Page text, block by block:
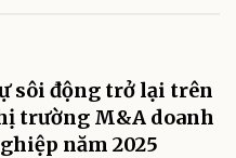
sôi động trở lại trên
trường M&A doanh
năm 2025